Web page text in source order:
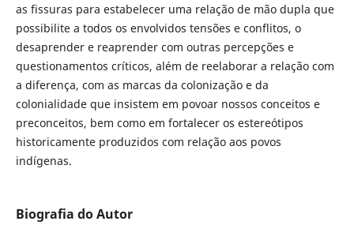
as fissuras para estabelecer uma relação de mão dupla que
possibilite a todos os envolvidos tensões e conflitos, o
desaprender e reaprender com outras percepções e
questionamentos críticos, além de reelaborar a relação com
a diferença, com as marcas da colonização e da
colonialidade que insistem em povoar nossos conceitos e
preconceitos, bem como em fortalecer os estereótipos
historicamente produzidos com relação aos povos
indígenas.
Biografia do Autor